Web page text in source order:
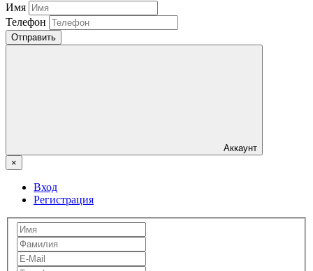
Имя
Телефон
Отправить
Аккаунт
×
Вход
Регистрация